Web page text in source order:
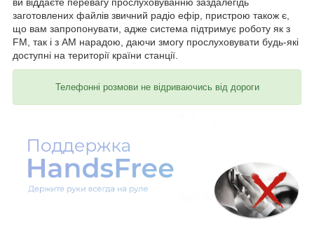
заготовлених файлів звичний радіо ефір, пристрою також є,
що вам запропонувати, адже система підтримує роботу як з
FM, так і з AM нарадою, даючи змогу прослуховувати будь-які
доступні на території країни станції.
Телефонні розмови не відриваючись від дороги